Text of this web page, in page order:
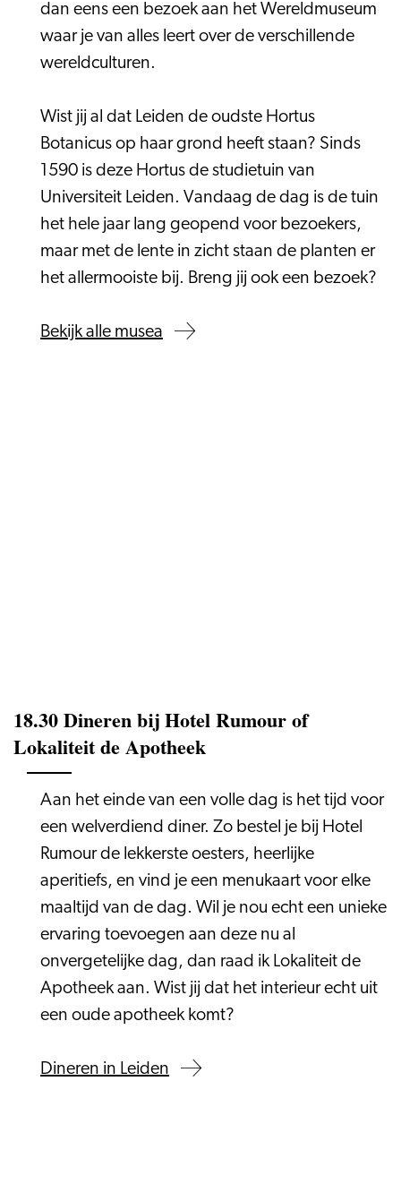
dan eens een bezoek aan het Wereldmuseum
waar je van alles leert over de verschillende
wereldculturen.
Wist jij al dat Leiden de oudste Hortus
Botanicus op haar grond heeft staan? Sinds
1590 is deze Hortus de studietuin van
Universiteit Leiden. Vandaag de dag is de tuin
het hele jaar lang geopend voor bezoekers,
maar met de lente in zicht staan de planten er
het allermooiste bij. Breng jij ook een bezoek?
Bekijk alle musea
18.30 Dineren bij Hotel Rumour of
Lokaliteit de Apotheek
Aan het einde van een volle dag is het tijd voor
een welverdiend diner. Zo bestel je bij Hotel
Rumour de lekkerste oesters, heerlijke
aperitiefs, en vind je een menukaart voor elke
maaltijd van de dag. Wil je nou echt een unieke
ervaring toevoegen aan deze nu al
onvergetelijke dag, dan raad ik Lokaliteit de
Apotheek aan. Wist jij dat het interieur echt uit
een oude apotheek komt?
Dineren in Leiden